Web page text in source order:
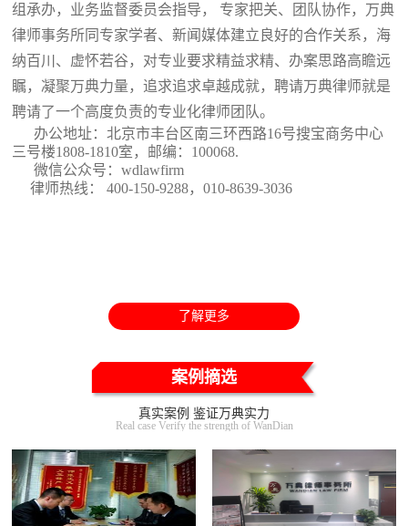
组承办，业务监督委员会指导， 专家把关、团队协作，万典
律师事务所同专家学者、新闻媒体建立良好的合作关系，海
纳百川、虚怀若谷，对专业要求精益求精、办案思路高瞻远
瞩，凝聚万典力量，追求追求卓越成就，聘请万典律师就是
聘请了一个高度负责的专业化律师团队。
办公地址：北京市丰台区南三环西路16号搜宝商务中心
三号楼1808-1810室 ，邮编：100068.
微信公众号：wdlawfirm
律师热线： 400-150-9288，010-8639-3036
了解更多
案例摘选
真实案例 鉴证万典实力
Real case Verify the strength of WanDian